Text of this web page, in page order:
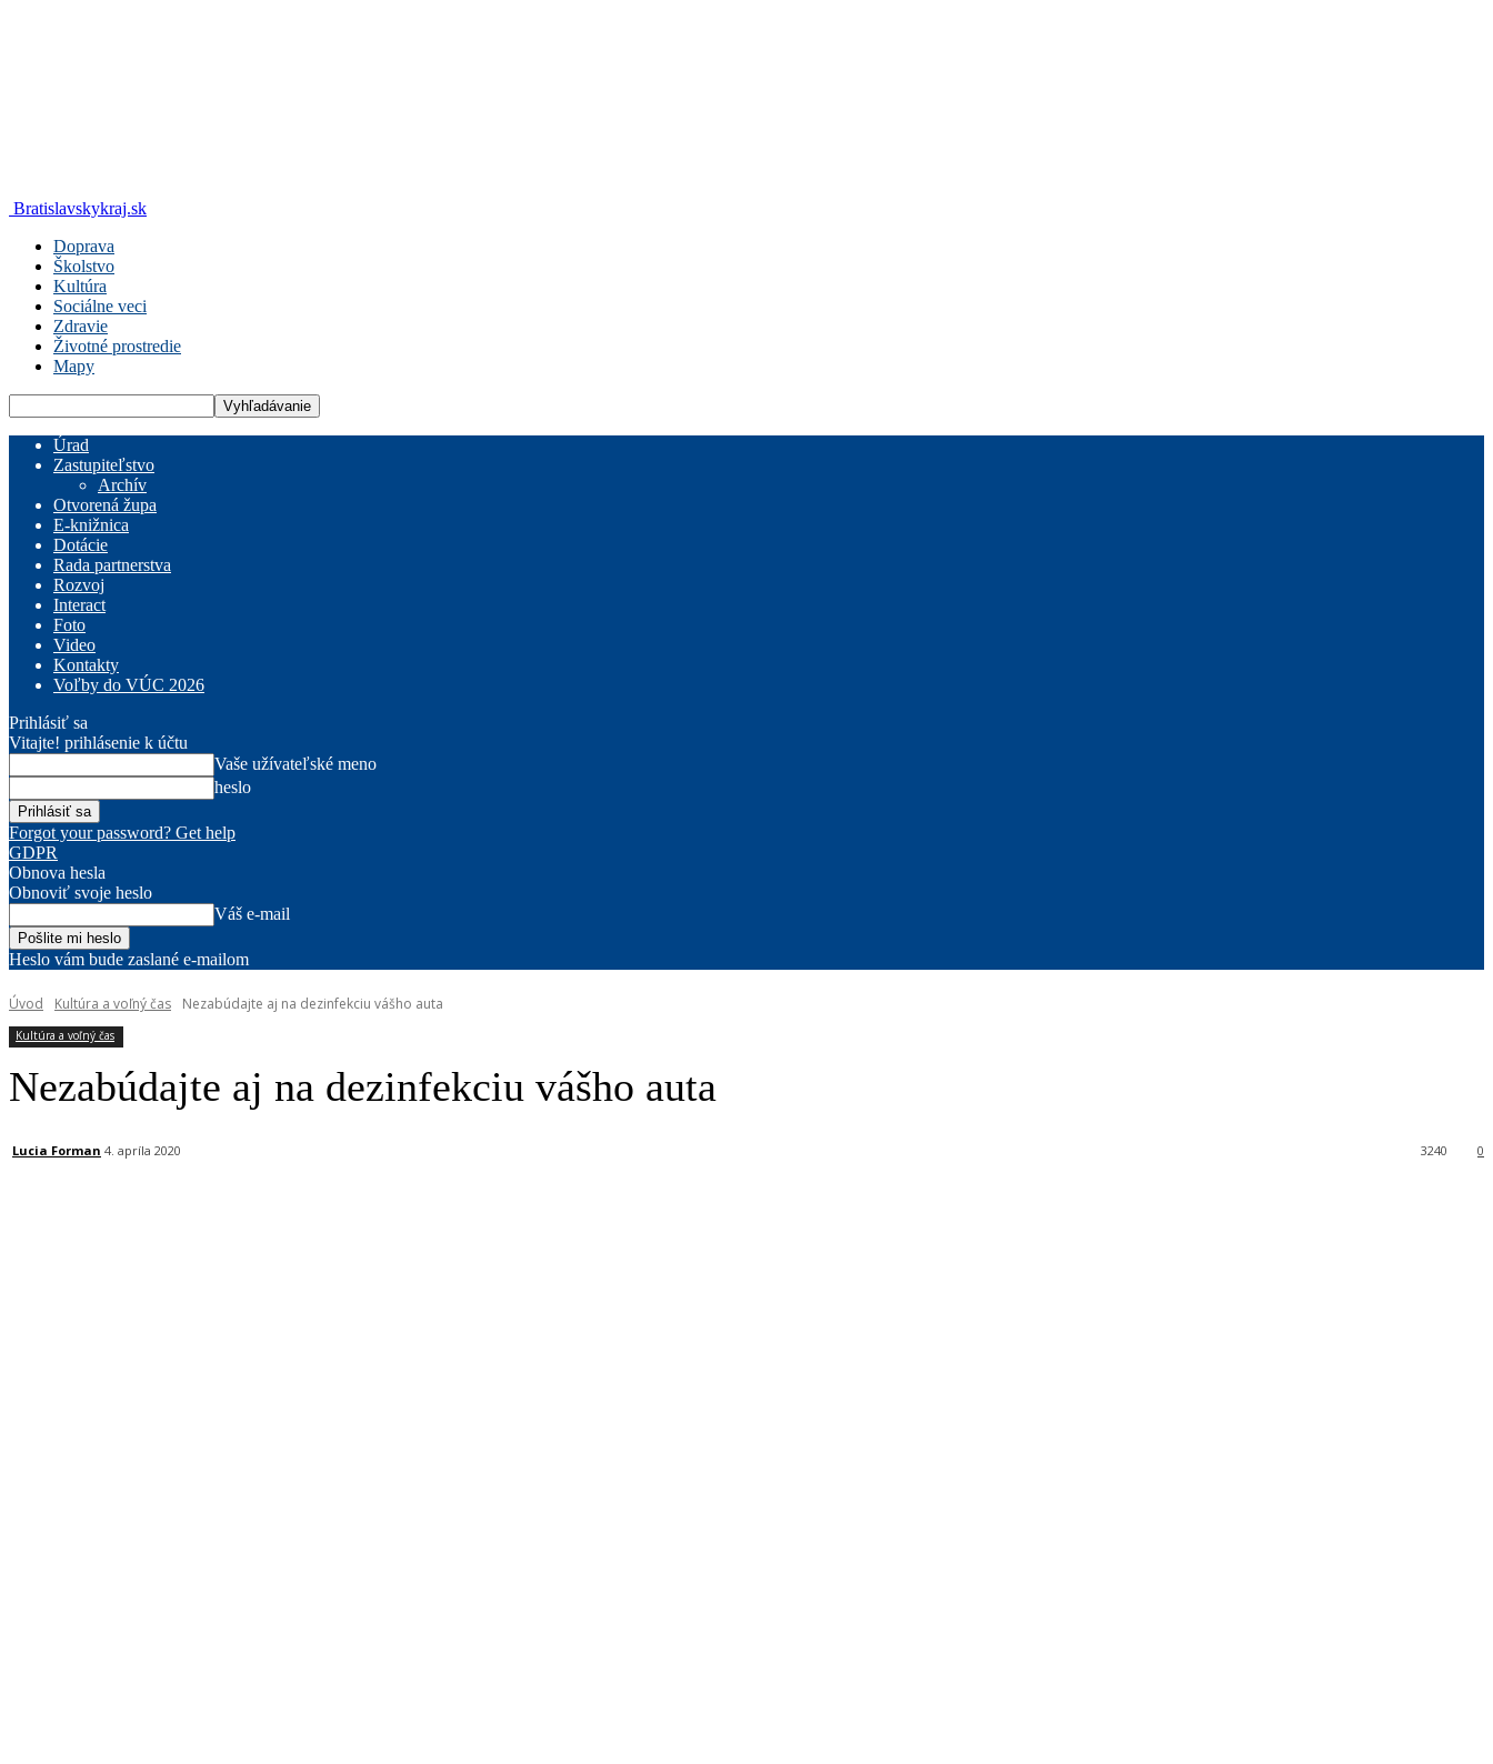
Bratislavskykraj.sk
Doprava
Školstvo
Kultúra
Sociálne veci
Zdravie
Životné prostredie
Mapy
Úrad
Zastupiteľstvo
Archív
Otvorená župa
E-knižnica
Dotácie
Rada partnerstva
Rozvoj
Interact
Foto
Video
Kontakty
Voľby do VÚC 2026
Prihlásiť sa
Vitajte! prihlásenie k účtu
Vaše užívateľské meno
heslo
Forgot your password? Get help
GDPR
Obnova hesla
Obnoviť svoje heslo
Váš e-mail
Heslo vám bude zaslané e-mailom
Úvod Kultúra a voľný čas Nezabúdajte aj na dezinfekciu vášho auta
Kultúra a voľný čas
Nezabúdajte aj na dezinfekciu vášho auta
Lucia Forman 4. apríla 2020 0
3240